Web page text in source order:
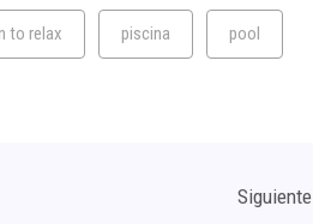
to relax piscina pool
Siguiente